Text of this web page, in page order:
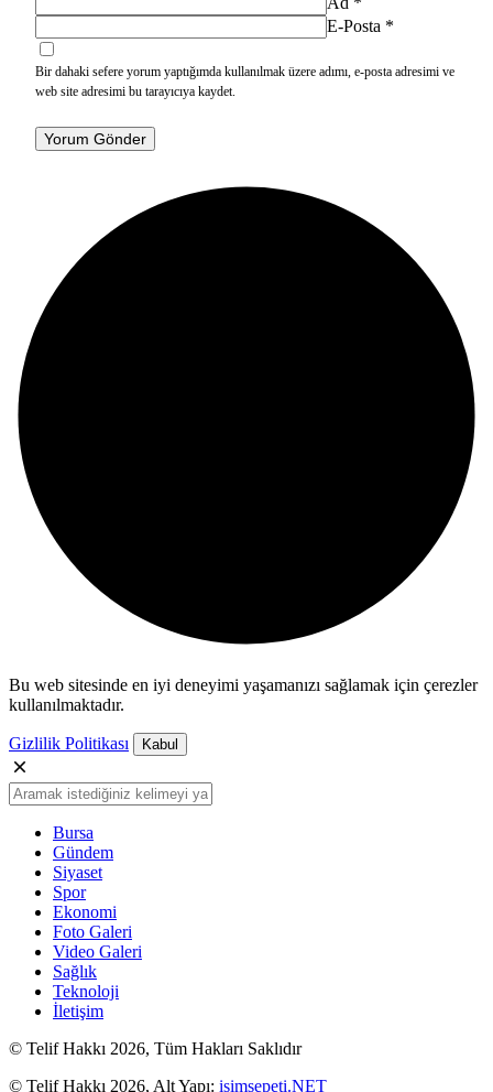
E-Posta *
Bir dahaki sefere yorum yaptığımda kullanılmak üzere adımı, e-posta adresimi ve
web site adresimi bu tarayıcıya kaydet.
Yorum Gönder
Bu web sitesinde en iyi deneyimi yaşamanızı sağlamak için çerezler
kullanılmaktadır.
Gizlilik Politikası Kabul
Bursa
Gündem
Siyaset
Spor
Ekonomi
Foto Galeri
Video Galeri
Sağlık
Teknoloji
İletişim
© Telif Hakkı 2026, Tüm Hakları Saklıdır
© Telif Hakkı 2026, Alt Yapı: isimsepeti.NET